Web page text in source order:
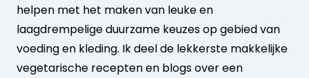
helpen met het maken van leuke en
laagdrempelige duurzame keuzes op gebied van
voeding en kleding. Ik deel de lekkerste makkelijke
vegetarische recepten en blogs over een